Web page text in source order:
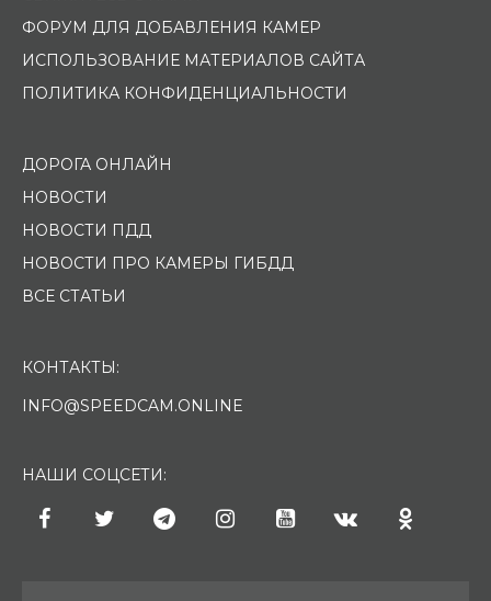
ФОРУМ ДЛЯ ДОБАВЛЕНИЯ КАМЕР
ИСПОЛЬЗОВАНИЕ МАТЕРИАЛОВ САЙТА
ПОЛИТИКА КОНФИДЕНЦИАЛЬНОСТИ
ДОРОГА ОНЛАЙН
НОВОСТИ
НОВОСТИ ПДД
НОВОСТИ ПРО КАМЕРЫ ГИБДД
ВСЕ СТАТЬИ
КОНТАКТЫ:
INFO@SPEEDCAM.ONLINE
НАШИ СОЦСЕТИ: